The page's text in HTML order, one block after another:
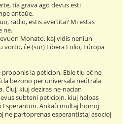
tia grava ago devus esti
antaŭe.
radio, estis avertita? Mi estas
ne.
Monato, kaj vidis neniun
vorto, ĉe (sur) Libera Folio, Eŭropa
la peticion. Eble tiu eĉ ne
la bezono per universala neŭtrala
Ĉiuj, kiuj deziras ne-nacian
subteni peticiojn, kiuj helpas
Esperanton. Ankaŭ multaj homoj
ne partoprenas esperantistaj asocioj